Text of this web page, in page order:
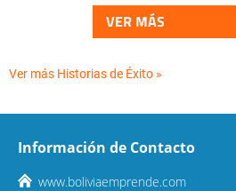
VER MÁS
Ver más Historias de Éxito »
Información de Contacto
www.boliviaemprende.com